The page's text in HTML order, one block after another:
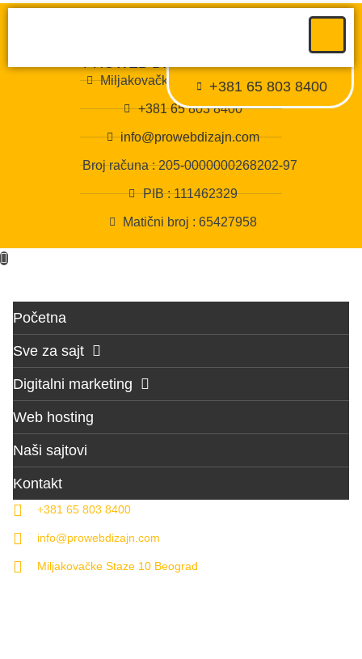
+381 65 803 8400
PROWEB DIZAJN BEOGRAD
Miljakovačke staze 10 Beograd
+381 65 803 8400
info@prowebdizajn.com
Broj računa : 205-0000000268202-97
PIB : 111462329
Matični broj : 65427958
Početna
Sve za sajt
Digitalni marketing
Web hosting
Naši sajtovi
Kontakt
+381 65 803 8400
info@prowebdizajn.com
Miljakovačke Staze 10 Beograd
Proweb tajni agent